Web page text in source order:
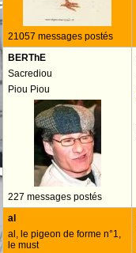
21057 messages postés
BERThE
Sacrediou
Piou Piou
227 messages postés
al
al, le pigeon de forme n°1,
le must